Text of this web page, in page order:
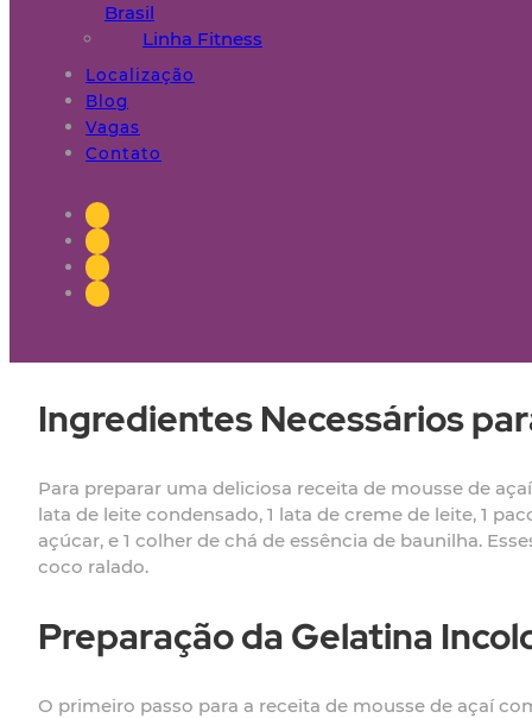
Brasil
Linha Fitness
Localização
Blog
Vagas
Contato
Ingredientes Necessários
Para preparar uma deliciosa receita de mousse de
lata de leite condensado, 1 lata de creme de leite, 1
açúcar, e 1 colher de chá de essência de baunilha.
coco ralado.
Preparação da Gelatina
O primeiro passo para a receita de mousse de açaí